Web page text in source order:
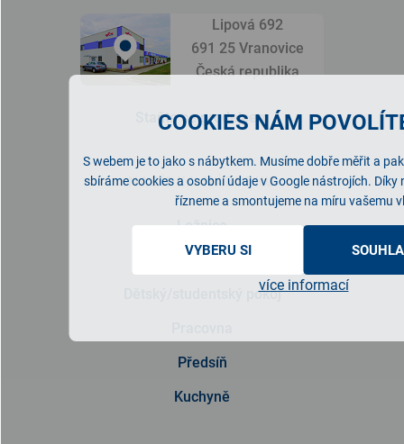
COOKIES NÁM
S webem je to jako s nábytkem. Musíme dobře měřit a
sbíráme cookies a osobní údaje v Google nástrojích. Díky
řízneme a smontujeme na míru vašemu
VYBERU SI
více informací
Lipová 692
691 25 Vranovice
Česká republika
Staňte se prodejcem
NABÍDKA NÁBYTKU
Ložnice
Obývací pokoj
Dětský/studentský pokoj
Předsíň
Kuchyně